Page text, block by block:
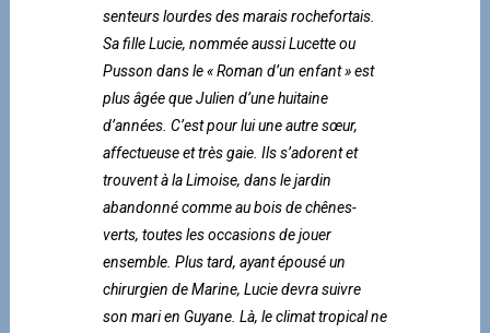
senteurs lourdes des marais rochefortais.
Sa fille Lucie, nommée aussi Lucette ou
Pusson dans le « Roman d’un enfant » est
plus âgée que Julien d’une huitaine
d’années. C’est pour lui une autre sœur,
affectueuse et très gaie. Ils s’adorent et
trouvent à la Limoise, dans le jardin
abandonné comme au bois de chênes-
verts, toutes les occasions de jouer
ensemble. Plus tard, ayant épousé un
chirurgien de Marine, Lucie devra suivre
son mari en Guyane. Là, le climat tropical ne